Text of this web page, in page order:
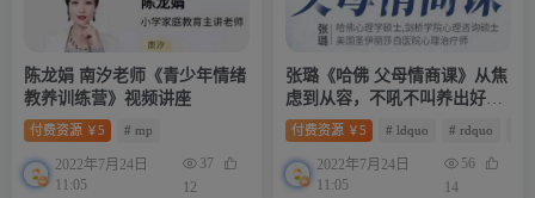
陈龙娟 南汐老师《青少年情绪
教养训练营》视频讲座
付费资源 ￥5 # mp
2022年7月24日
11:05
37
12
张璐《哈佛 父母情商课》从焦
虑到从容，不吼不叫养出好孩
子付费资源 ￥5 # ldquo # rdquo
2022年7月24日
11:05
56
14